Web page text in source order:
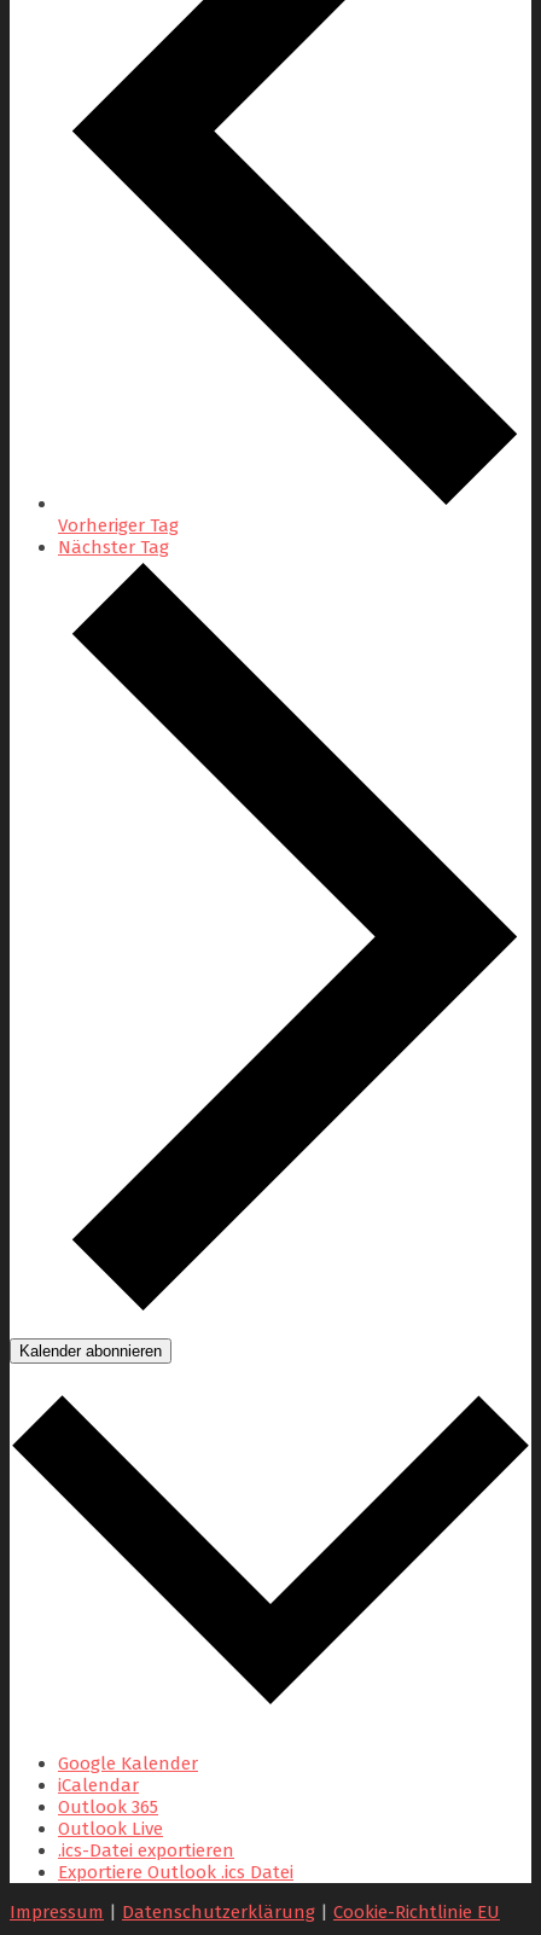
Vorheriger Tag
Nächster Tag
Kalender abonnieren
Google Kalender
iCalendar
Outlook 365
Outlook Live
.ics-Datei exportieren
Exportiere Outlook .ics Datei
Impressum | Datenschutzerklärung | Cookie-Richtlinie EU